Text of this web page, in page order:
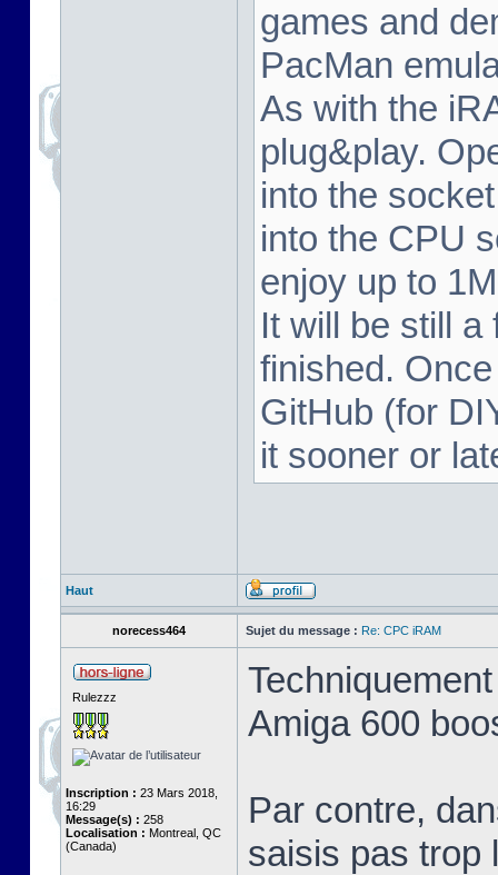
games and
PacMan
As with the
plug&play.
into the
into the CPU
enjoy up to
It will be still
finished.
GitHub (for
it sooner or
Haut
norecess464 Sujet du message : Re: CPC iRAM
Rulezzz
Inscription : 23 Mars 2018,
16:29
Message(s) : 258
Localisation : Montreal, QC
(Canada)
Amiga 600
Par contre,
saisis pas trop